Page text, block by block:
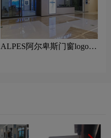
ALPES阿尔卑斯门窗logo设